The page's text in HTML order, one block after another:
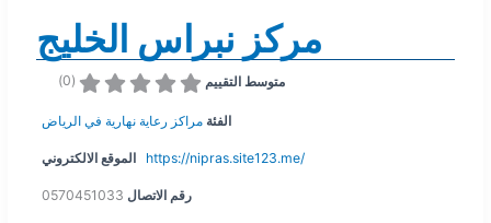
مركز نبراس الخليج
متوسط التقييم (
0
)
الفئة مراكز رعاية نهارية في الرياض
الموقع الالكتروني https://nipras.site123.me/
رقم الاتصال 0570451033